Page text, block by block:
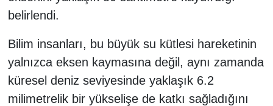
belirlendi.
Bilim insanları, bu büyük su kütlesi hareketinin
yalnızca eksen kaymasına değil, aynı zamanda
küresel deniz seviyesinde yaklaşık 6.2
milimetrelik bir yükselişe de katkı sağladığını